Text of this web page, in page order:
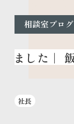
相談室ブログ
社長